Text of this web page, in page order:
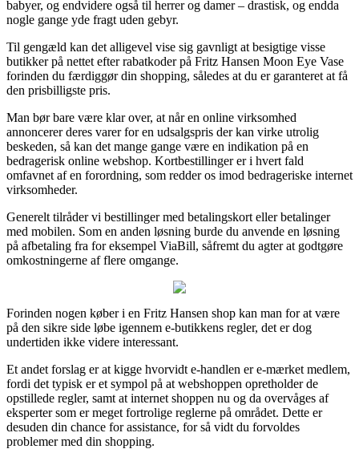
babyer, og endvidere også til herrer og damer – drastisk, og endda
nogle gange yde fragt uden gebyr.
Til gengæld kan det alligevel vise sig gavnligt at besigtige visse
butikker på nettet efter rabatkoder på Fritz Hansen Moon Eye Vase
forinden du færdiggør din shopping, således at du er garanteret at få
den prisbilligste pris.
Man bør bare være klar over, at når en online virksomhed
annoncerer deres varer for en udsalgspris der kan virke utrolig
beskeden, så kan det mange gange være en indikation på en
bedragerisk online webshop. Kortbestillinger er i hvert fald
omfavnet af en forordning, som redder os imod bedrageriske internet
virksomheder.
Generelt tilråder vi bestillinger med betalingskort eller betalinger
med mobilen. Som en anden løsning burde du anvende en løsning
på afbetaling fra for eksempel ViaBill, såfremt du agter at godtgøre
omkostningerne af flere omgange.
Forinden nogen køber i en Fritz Hansen shop kan man for at være
på den sikre side løbe igennem e-butikkens regler, det er dog
undertiden ikke videre interessant.
Et andet forslag er at kigge hvorvidt e-handlen er e-mærket medlem,
fordi det typisk er et sympol på at webshoppen opretholder de
opstillede regler, samt at internet shoppen nu og da overvåges af
eksperter som er meget fortrolige reglerne på området. Dette er
desuden din chance for assistance, for så vidt du forvoldes
problemer med din shopping.